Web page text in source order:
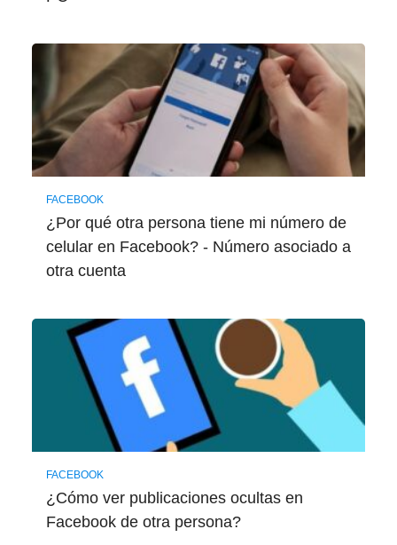
FACEBOOK
¿Por qué otra persona tiene mi número de
celular en Facebook? - Número asociado a
otra cuenta
FACEBOOK
¿Cómo ver publicaciones ocultas en
Facebook de otra persona?